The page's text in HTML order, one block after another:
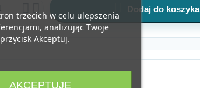
 Dodaj do koszyka
trzecich w celu ulepszenia
analizując Twoje
Akceptuj.
AKCEPTUJĘ